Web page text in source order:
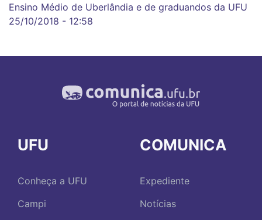
Ensino Médio de Uberlândia e de graduandos da UFU
25/10/2018 - 12:58
UFU
Conheça a UFU
Campi
COMUNICA
Expediente
Notícias